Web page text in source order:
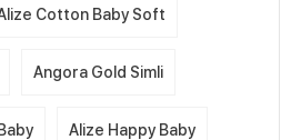
Cotton Baby Soft
Angora Gold Simli
Alize Happy Baby